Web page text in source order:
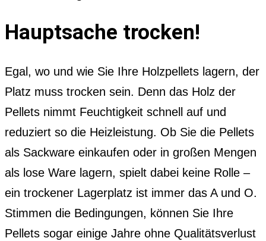
Hauptsache trocken!
Egal, wo und wie Sie Ihre Holzpellets lagern, der
Platz muss trocken sein. Denn das Holz der
Pellets nimmt Feuchtigkeit schnell auf und
reduziert so die Heizleistung. Ob Sie die Pellets
als Sackware einkaufen oder in großen Mengen
als lose Ware lagern, spielt dabei keine Rolle –
ein trockener Lagerplatz ist immer das A und O.
Stimmen die Bedingungen, können Sie Ihre
Pellets sogar einige Jahre ohne Qualitätsverlust